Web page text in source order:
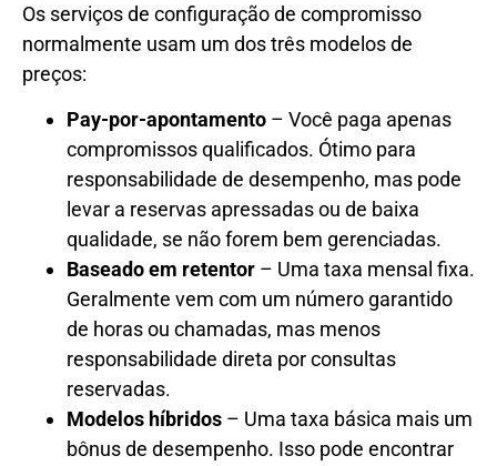
Os serviços de configuração de compromisso
normalmente usam um dos três modelos de
preços:
Pay-por-apontamento – Você paga apenas
compromissos qualificados. Ótimo para
responsabilidade de desempenho, mas pode
levar a reservas apressadas ou de baixa
qualidade, se não forem bem gerenciadas.
Baseado em retentor – Uma taxa mensal fixa.
Geralmente vem com um número garantido
de horas ou chamadas, mas menos
responsabilidade direta por consultas
reservadas.
Modelos híbridos – Uma taxa básica mais um
bônus de desempenho. Isso pode encontrar